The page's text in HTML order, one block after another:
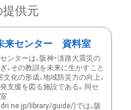
供元
来センター 資料室
ンターは、阪神・淡路大震災の
、その教訓を未来に生かすこと
文化の形成、地域防災力の向上、
支援を図る施設である。同セ
library/guide/)では、阪